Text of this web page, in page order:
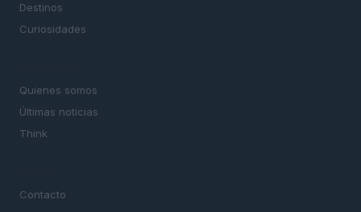
Destinos
Curiosidades
Quienes somos
Últimas noticias
Think
Contacto